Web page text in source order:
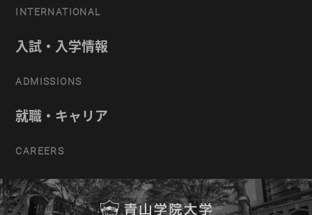
INTERNATIONAL
入試・入学情報
ADMISSIONS
就職・キャリア
CAREERS